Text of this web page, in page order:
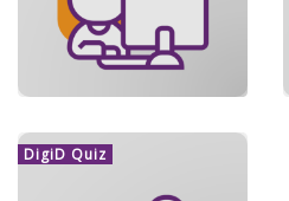
DigiD Quiz